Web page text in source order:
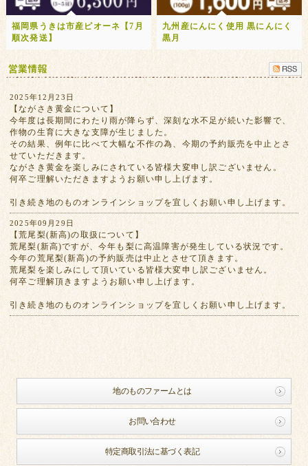
福岡県うきは市産ピオーネ【7月
順次発送】
九州産にんにく使用 黒にんにく
黒月
2025年12月23日
【ながさき黄金について】
今年度は長期間にわたり雨が降らず、深刻な水不足が続いた影響で、
作物の生育に大きな支障が生じました。
その結果、例年に比べて大幅な不作の為、今期の予約販売を中止とさ
せていただきます。
ながさき黄金を楽しみにされている皆様大変申し訳ございません。
何卒ご理解いただきますようお願い申し上げます。
引き続き地のものオンラインショップを宜しくお願い申し上げます。
2025年09月29日
【荒尾梨(新高)の取扱について】
荒尾梨(新高)ですが、今年も梨に高温障害が発生している状況です。
今年の荒尾梨(新高)の予約販売は中止とさせて頂きます。
荒尾梨を楽しみにして頂いている皆様大変申し訳ございません。
何卒ご理解頂きますようお願い申し上げます。
引き続き地のものオンラインショップを宜しくお願い申し上げます。
地のものファームとは
お問い合わせ
特定商取引法に基づく表記